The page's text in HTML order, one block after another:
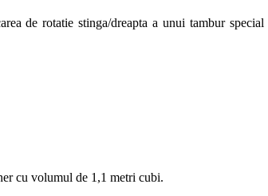
de rotatie stinga/dreapta a unui tambur special
cu volumul de 1,1 metri cubi.